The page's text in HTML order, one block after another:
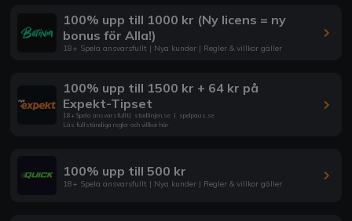
100% upp till 1000 kr (Ny licens = ny
bonus för Alla!)
18+ Spela ansvarsfullt | Nya kunder | Regler & villkor gäller
100% upp till 1500 kr + 64 kr på
Expekt-Tipset
18+ Spela ansvarsfullt| stodlinjen.se | spelpaus.se
Läs fullständiga regler och villkor här
100% upp till 500 kr
18+ Spela ansvarsfullt | Nya kunder | Regler & villkor gäller